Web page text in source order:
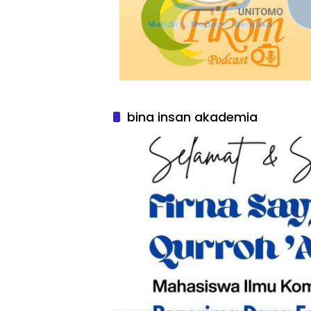
bina insan akademia